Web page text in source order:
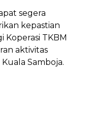
segera
kepastian
Koperasi TKBM
aktivitas
Samboja.